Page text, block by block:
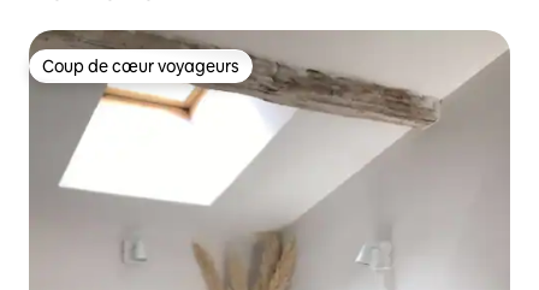
Coup de cœur voyageurs
Coup de cœur voyageurs